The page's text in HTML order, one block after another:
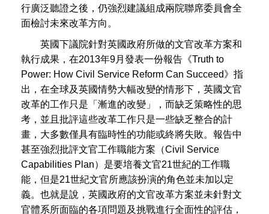
行廣泛聽證之後，仍強烈建議組成兩院聯席委員會全
面檢討未來改革方向。
英國下議院針對英國政府所做的文官改革方案和
執行成果，在2013年9月發表一份報告《Truth to
Power: How Civil Service Reform Can Succeed》指
出，在全球及英國情勢大幅改變的情形下，英國文官
改革的工作只是「漸進的改變」，而缺乏策略性的思
考，並且批評這些改革工作只是一些缺乏整合的計
畫，大多數僅具有臨時性的功能或終將失敗。報告中
甚至強烈批評文官工作職能方案（Civil Service
Capabilities Plan）是要培養文官21世紀的工作職
能，但是21世紀文官所應該扮演的角色並未加以定
義。也就是說，英國政府的文官改革方案並未針對文
官體系所面臨的各項問題及挑戰進行全面性的評估，